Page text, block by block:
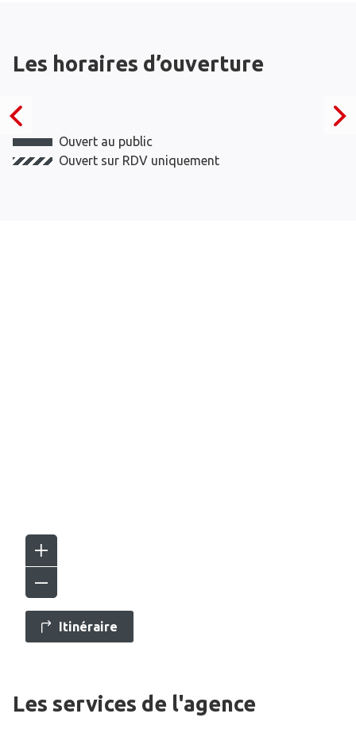
Les horaires d’ouverture
Ouvert au public
Ouvert sur RDV uniquement
Itinéraire
Les services de l'agence